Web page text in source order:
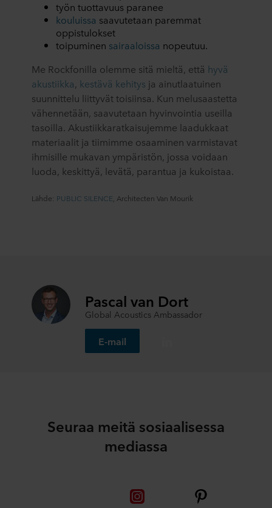
työn tuottavuus paranee
kouluissa saavutetaan paremmat
oppistulokset
toipuminen sairaaloissa nopeutuu.
Me Rockfonilla olemme sitä mieltä, että hyvä
akustiikka, kestävä kehitys ja ainutlaatuinen
suunnittelu liittyvät toisiinsa. Kun melusaastetta
vähennetään, saavutetaan hyvinvointia useilla
tasoilla. Akustiikkaratkaisujemme laadukkaat
materiaalit ja tiimimme osaaminen varmistavat
ihmisille mukavan ympäristön, jossa voidaan
luoda, keskittyä, levätä, parantua ja kukoistaa.
Lähde: PUBLIC SILENCE, Architecten Van Mourik
Pascal van Dort
Global Acoustics Ambassador
E-mail
Seuraa meitä sosiaalisessa
mediassa